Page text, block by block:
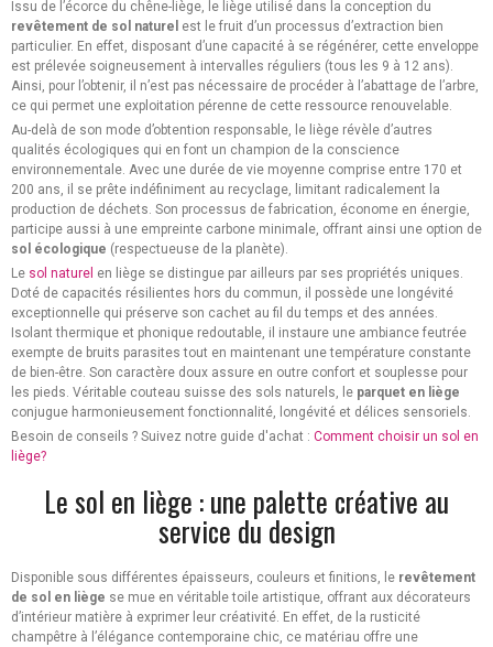
organique et pérenne. Allié naturel de l’innovation responsable, il tisse le fil
d’une élégance durable qui invite au voyage au cœur d’un univers où le
végétal devient source d’inspiration quotidienne
Issu de l’écorce du chêne-liège, le liège utilisé dans la conception du
revêtement de sol naturel est le fruit d’un processus d’extraction bien
particulier. En effet, disposant d’une capacité à se régénérer, cette enveloppe
est prélevée soigneusement à intervalles réguliers (tous les 9 à 12 ans).
Ainsi, pour l’obtenir, il n’est pas nécessaire de procéder à l’abattage de l’arbre,
ce qui permet une exploitation pérenne de cette ressource renouvelable.
Au-delà de son mode d’obtention responsable, le liège révèle d’autres
qualités écologiques qui en font un champion de la conscience
environnementale. Avec une durée de vie moyenne comprise entre 170 et
200 ans, il se prête indéfiniment au recyclage, limitant radicalement la
production de déchets. Son processus de fabrication, économe en énergie,
participe aussi à une empreinte carbone minimale, offrant ainsi une option de
sol écologique (respectueuse de la planète).
Le sol naturel en liège se distingue par ailleurs par ses propriétés uniques.
Doté de capacités résilientes hors du commun, il possède une longévité
exceptionnelle qui préserve son cachet au fil du temps et des années.
Isolant thermique et phonique redoutable, il instaure une ambiance feutrée
exempte de bruits parasites tout en maintenant une température constante
de bien-être. Son caractère doux assure en outre confort et souplesse pour
les pieds. Véritable couteau suisse des sols naturels, le parquet en liège
conjugue harmonieusement fonctionnalité, longévité et délices sensoriels.
Besoin de conseils ? Suivez notre guide d'achat : Comment choisir un sol en
liège?
Le sol en liège : une palette créative au
service du design
Disponible sous différentes épaisseurs, couleurs et finitions, le revêtement
de sol en liège se mue en véritable toile artistique, offrant aux décorateurs
d’intérieur matière à exprimer leur créativité. En effet, de la rusticité
champêtre à l’élégance contemporaine chic, ce matériau offre une